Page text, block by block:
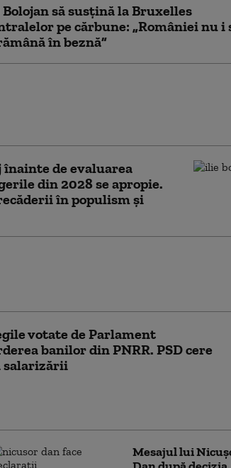
să susțină la Bruxelles
pe cărbune: „României nu i
în beznă”
înainte de evaluarea
din 2028 se apropie.
în populism și
votate de Parlament
banilor din PNRR. PSD cere
salarizării
Mesajul lui